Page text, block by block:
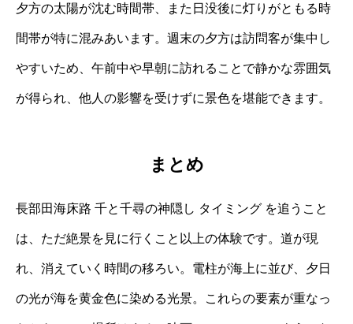
夕方の太陽が沈む時間帯、また日没後に灯りがともる時
間帯が特に混みあいます。週末の夕方は訪問客が集中し
やすいため、午前中や早朝に訪れることで静かな雰囲気
が得られ、他人の影響を受けずに景色を堪能できます。
まとめ
長部田海床路 千と千尋の神隠し タイミング を追うこと
は、ただ絶景を見に行くこと以上の体験です。道が現
れ、消えていく時間の移ろい。電柱が海上に並び、夕日
の光が海を黄金色に染める光景。これらの要素が重なっ